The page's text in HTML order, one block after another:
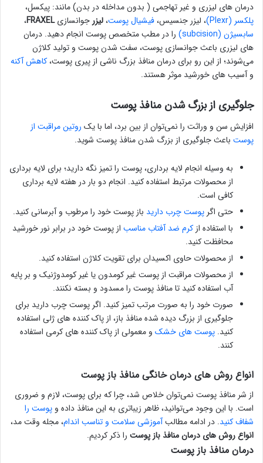
درمان های لیزری و غیر تهاجمی ( بدون مداخله در بدن) مانند: پیکسل،
پلکسر (Plexr)
، لیزر جنسیس،فیشیال پوست،لیزرجوانسازیFRAXEL،
سابسیژن (subcision)
را در مطب متخصص پوست انجام دهید. درمان
های لیزری باعث جوانسازی پوست، سفت شدن پوست و تولید کلاژن
می‌شوند؛ از این رو برای درمان منافذ بزرگ ناشی از پیری پوست،کاهش آکنه
و آسیب های خورشید موثر هستند.
جلوگیری از بزرگ شدن منافذ پوست
افزایش سن و وراثت را نمی‌توان از بین برد، اما با یک روتین مراقبت از
پوست باعث جلوگیری از بزرگ شدن منافذ پوست شوید.
به وسیله انجام لایه برداری، پوست را تمیز نگه دارید؛ برای لایه برداری
از محصولات مرتبط استفاده کنید. انجام دو بار در هفته لایه برداری
کافی است.
حتی اگرپوست چرب دارید باز پوست خود را مرطوب و آبرسانی کنید.
با استفاده ازکرم ضد آفتاب مناسب از پوست خود در برابر نور خورشید
محافظت کنید.
از محصولات حاوی اکسیدان برای تقویت کلاژن استفاده کنید.
از محصولات مراقبت از پوست غیر کومدون یا غیر کومدوژنیک و بر پایه
آب استفاده کنید تا منافذ پوست را مسدود و بسته نکنند.
صورت خود را به صورت مرتب تمیز کنید. اگر پوست چرب دارید برای
جلوگیری از بزرگ دیده شده منافذ باز، از پاک کننده های ژلی استفاده
کنید. پوست های خشک و معمولی از پاک کننده های کرمی استفاده
کنند.
انواع روش های درمان خانگی منافذ باز پوست
از شر منافذ پوست نمی‌توان خلاص شد، چرا که برای پوست، لازم و ضروری
است. با این وجود می‌توانید، ظاهر زیباتری به این منافذ داده و پوست را
شفاف کنید. در ادامه مطالبآموزشی سلامت و تناسب اندام، مجله وقت مد،
انواع روش های درمان منافذ باز پوست را ذکر کردیم.
درمان منافذ باز پوست